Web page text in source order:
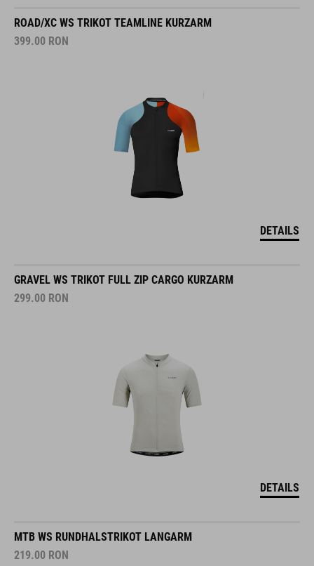
ROAD/XC WS TRIKOT TEAMLINE KURZARM
399.00 RON
DETAILS
GRAVEL WS TRIKOT FULL ZIP CARGO KURZARM
299.00 RON
DETAILS
MTB WS RUNDHALSTRIKOT LANGARM
219.00 RON